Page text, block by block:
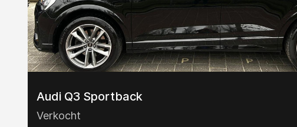
Audi Q3 Sportback
Verkocht